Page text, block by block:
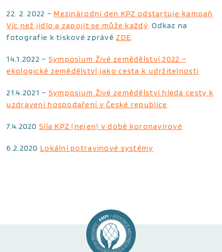
22. 2. 2022 – Mezinárodní den KPZ odstartuje kampaň
Víc než jídlo a zapojit se může každý. Odkaz na
fotografie k tiskové zprávěZDE.
14.1.2022 – Symposium Živé zemědělství 2022 –
ekologické zemědělství jako cesta k udržitelnosti
21.4.2021 – Symposium Živé zemědělství hledá cesty k
uzdravení hospodaření v České republice
7.4.2020 Síla KPZ (nejen) v době koronavirové
6.2.2020 Lokální potravinové systémy